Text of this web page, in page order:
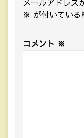
※ が付いてい
コメント ※